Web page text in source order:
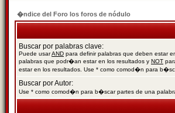
�ndice del Foro los foros de nódulo
Buscar por palabras clave:
Puede usarAND para definir palabras que deben estar
palabras que podr�an estar en los resultados y NOT
estar en los resultados. Use * como comod�n para
Buscar por Autor:
Use * como comod�n para b�scar partes de una